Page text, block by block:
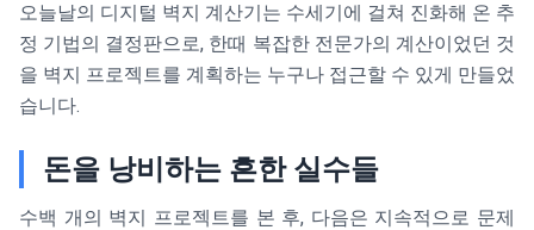
오늘날의 디지털 벽지 계산기는 수세기에 걸쳐 진화해 온 추
정 기법의 결정판으로, 한때 복잡한 전문가의 계산이었던 것
을 벽지 프로젝트를 계획하는 누구나 접근할 수 있게 만들었
습니다.
돈을 낭비하는 흔한 실수들
수백 개의 벽지 프로젝트를 본 후, 다음은 지속적으로 문제